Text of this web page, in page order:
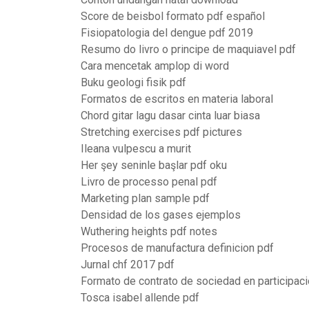
Score de beisbol formato pdf español
Fisiopatologia del dengue pdf 2019
Resumo do livro o principe de maquiavel pdf
Cara mencetak amplop di word
Buku geologi fisik pdf
Formatos de escritos en materia laboral
Chord gitar lagu dasar cinta luar biasa
Stretching exercises pdf pictures
Ileana vulpescu a murit
Her şey seninle başlar pdf oku
Livro de processo penal pdf
Marketing plan sample pdf
Densidad de los gases ejemplos
Wuthering heights pdf notes
Procesos de manufactura definicion pdf
Jurnal chf 2017 pdf
Formato de contrato de sociedad en
Tosca isabel allende pdf